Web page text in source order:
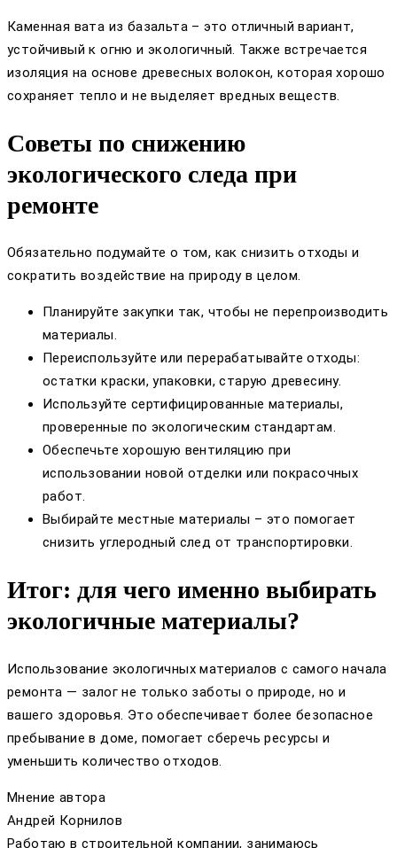
Каменная вата из базальта – это отличный вариант,
устойчивый к огню и экологичный. Также встречается
изоляция на основе древесных волокон, которая хорошо
сохраняет тепло и не выделяет вредных веществ.
Советы по снижению
экологического следа при
ремонте
Обязательно подумайте о том, как снизить отходы и
сократить воздействие на природу в целом.
Планируйте закупки так, чтобы не перепроизводить
материалы.
Переиспользуйте или перерабатывайте отходы:
остатки краски, упаковки, старую древесину.
Используйте сертифицированные материалы,
проверенные по экологическим стандартам.
Обеспечьте хорошую вентиляцию при
использовании новой отделки или покрасочных
работ.
Выбирайте местные материалы – это помогает
снизить углеродный след от транспортировки.
Итог: для чего именно выбирать
экологичные материалы?
Использование экологичных материалов с самого начала
ремонта — залог не только заботы о природе, но и
вашего здоровья. Это обеспечивает более безопасное
пребывание в доме, помогает сберечь ресурсы и
уменьшить количество отходов.
Мнение автора
Андрей Корнилов
Работаю в строительной компании, занимаюсь